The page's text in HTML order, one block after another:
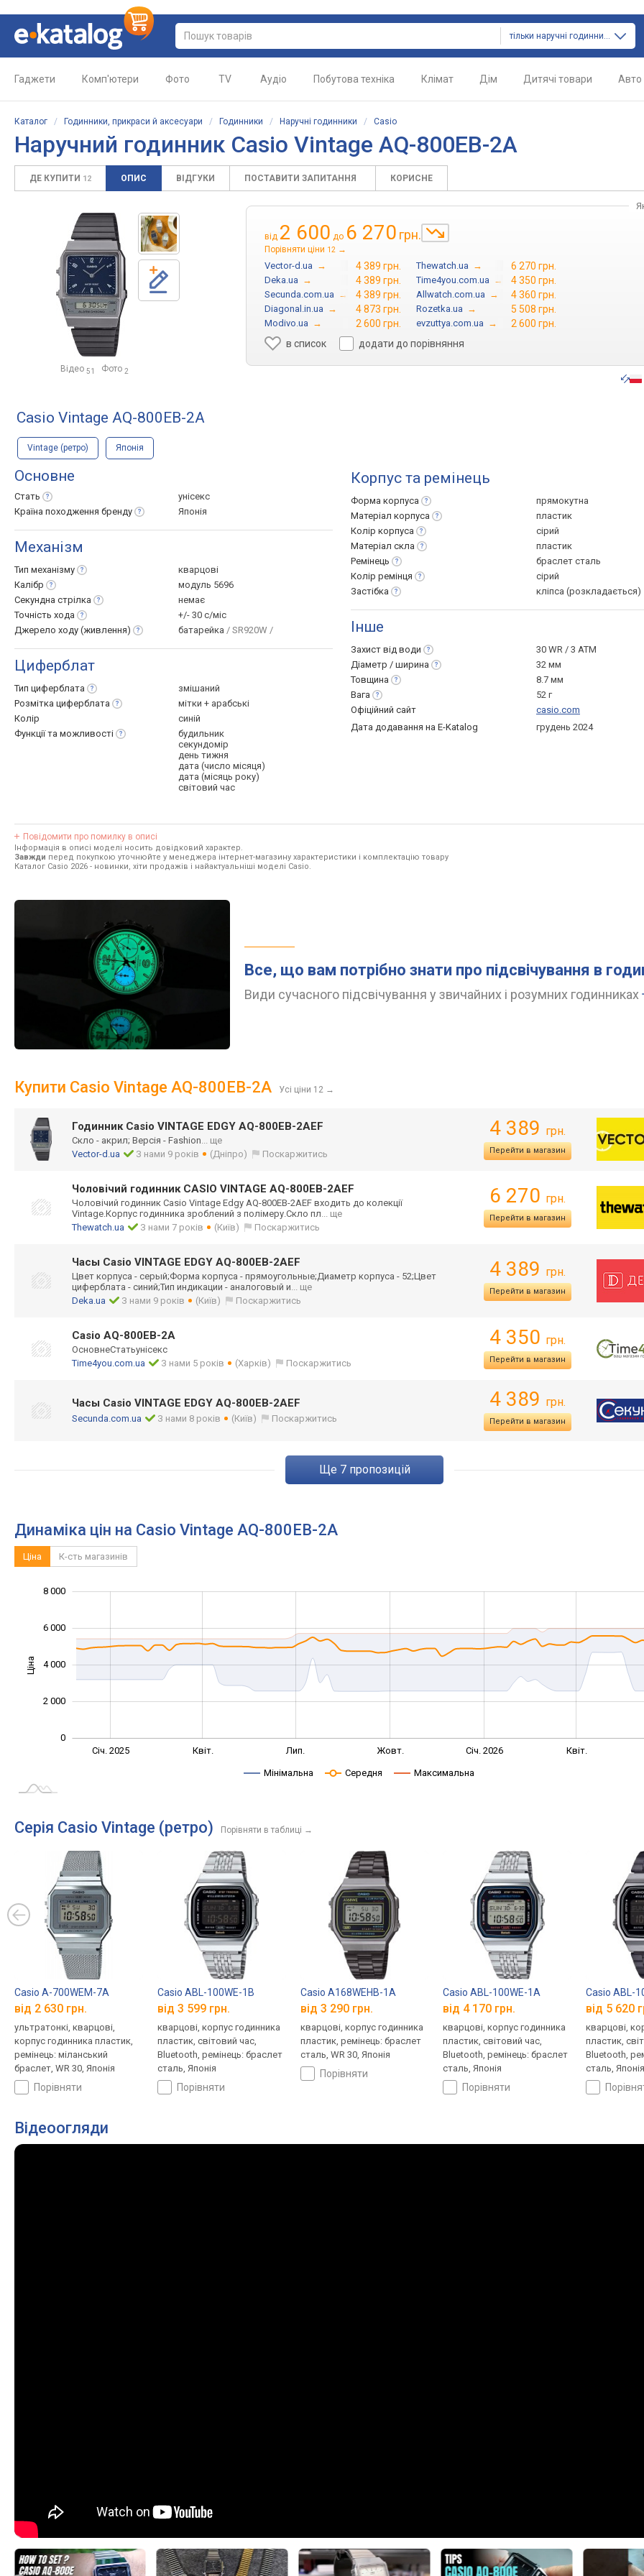
тільки наручні годинники
Гаджети Комп'ютери Фото TV Аудіо Побутова техніка Клімат Дім Дитячі товари Авто
Каталог / Годинники, прикраси й аксесуари / Годинники / Наручні годинники / Casio
Наручний годинник Casio Vintage AQ-800EB-2A
ДЕ КУПИТИ 12 ОПИС ВІДГУКИ ПОСТАВИТИ ЗАПИТАННЯ КОРИСНЕ
Відео 51 Фото 2
від 2 600 до 6 270 грн.
Порівняти ціни 12 →
Vector-d.ua → 4 389 грн. Thewatch.ua → 6 270 грн.
Deka.ua → 4 389 грн. Time4you.com.ua → 4 350 грн.
Secunda.com.ua → 4 389 грн. Allwatch.com.ua → 4 360 грн.
Diagonal.in.ua → 4 873 грн. Rozetka.ua → 5 508 грн.
Modivo.ua → 2 600 грн. evzuttya.com.ua →
2 600 грн.
в список
додати до порівняння
Casio Vintage AQ-800EB-2A
Vintage (ретро) Японія
Основне
Стать
унісекс
Країна походження бренду Японія
Механізм
Тип механізму
кварцові
Калібр
модуль 5696
Секундна стрілка
немає
Точність хода
+/- 30 с/міс
Джерело ходу (живлення) батарейка / SR920W /
Циферблат
Тип циферблата
змішаний
Розмітка циферблата
мітки + арабські
Колір
синій
Функції та можливості
будильник
секундомір
день тижня
дата (число місяця)
дата (місяць року)
світовий час
Корпус та ремінець
Форма корпуса
прямокутна
Матеріал корпуса
пластик
Колір корпуса
сірий
Матеріал скла
пластик
Ремінець
браслет сталь
Колір ремінця
сірий
Застібка
кліпса (розкладається)
Інше
Захист від води
30 WR / 3 ATM
Діаметр / ширина
32 мм
Товщина
8.7 мм
Вага
52 г
Офіційний сайт
casio.com
Дата додавання на E-Katalog
грудень 2024
Повідомити про помилку в описі
Інформація в описі моделі носить довідковий характер.
Завжди перед покупкою уточнюйте у менеджера інтернет-магазину характеристики і комплектацію товару
Каталог Casio 2026 - новинки, хіти продажів і найактуальніші моделі Casio.
Все, що вам потрібно знати про підсвічування в
Види сучасного підсвічування у звичайних і розумних годинниках
Купити Casio Vintage AQ-800EB-2A Усі ціни 12 →
Годинник Casio VINTAGE EDGY AQ-800EB-2AEF
Скло - акрил; Версія - Fashion... ще
Vector-d.ua
З нами 9 років (Дніпро) Поскаржитись
4 389 грн.
Перейти в магазин
Чоловічий годинник CASIO VINTAGE AQ-800EB-2AEF
Чоловічий годинник Casio Vintage Edgy AQ-800EB-2AEF входить до колекції
Vintage.Корпус годинника зроблений з полімеру.Скло пл... ще
Thewatch.ua
З нами 7 років (Київ) Поскаржитись
6 270 грн.
Перейти в магазин
Часы Casio VINTAGE EDGY AQ-800EB-2AEF
Цвет корпуса - серый;Форма корпуса - прямоугольные;Диаметр корпуса - 52;Цвет
циферблата - синий;Тип индикации - аналоговый и... ще
Deka.ua
З нами 9 років (Київ) Поскаржитись
4 389 грн.
Перейти в магазин
Casio AQ-800EB-2A
ОсновнеСтатьунісекс
Time4you.com.ua
З нами 5 років (Харків) Поскаржитись
4 350 грн.
Перейти в магазин
Часы Casio VINTAGE EDGY AQ-800EB-2AEF
Secunda.com.ua З нами 8 років (Київ) Поскаржитись
4 389 грн.
Перейти в магазин
ще 7пропозицій
Динаміка цін на Casio Vintage AQ-800EB-2A
Ціна К-сть магазинів
Ціна 1 000
0
2 000
4 000
6 000
8 000
Січ. 2025 Квіт. Лип. Жовт. Січ. 2026 Квіт.
Мінімальна Середня Максимальна
Серія Casio Vintage (ретро) Порівняти в таблиці →
Casio A-700WEM-7A
від 2 630 грн.
ультратонкі, кварцові,
корпус годинника пластик,
ремінець: міланський
браслет, WR 30, Японія
порівняти
Casio ABL-100WE-1B
від 3 599 грн.
кварцові, корпус годинника
пластик, світовий час,
Bluetooth, ремінець: браслет
сталь, Японія
порівняти
Casio A168WEHB-1A
від 3 290 грн.
кварцові, корпус годинника
пластик, ремінець: браслет
сталь, WR 30, Японія
порівняти
Casio ABL-100WE-1A
від 4 170 грн.
кварцові, корпус годинника
пластик, світовий час,
Bluetooth, ремінець: браслет
сталь, Японія
порівняти
Casio ABL-
від 5 620
кварцові,
пластик,
Bluetooth,
сталь,
Відеоогляди